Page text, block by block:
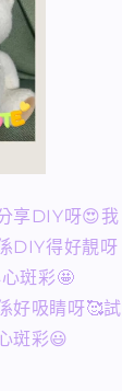
享DIY呀😍我
DIY得好靚呀
斑彩🤩
好吸睛呀🥰試
斑彩😃